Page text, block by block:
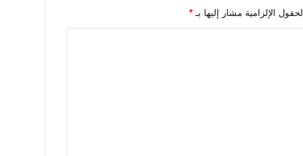
الحقول الإلزامية مشار إليها بـ*